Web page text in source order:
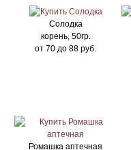
Солодка
корень, 50гр.
от 70 до 88 руб.
Ромашка аптечная